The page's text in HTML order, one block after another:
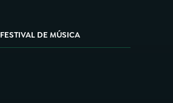
FESTIVAL DE MÚSICA